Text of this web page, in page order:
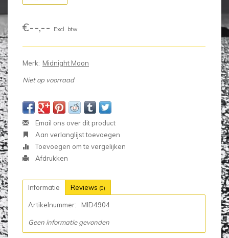
€--,-- Excl. btw
Merk: Midnight Moon
Niet op voorraad
Email ons over dit product
Aan verlanglijst toevoegen
Toevoegen om te vergelijken
Afdrukken
Informatie Reviews (0)
Artikelnummer: MID4904
Geen informatie gevonden